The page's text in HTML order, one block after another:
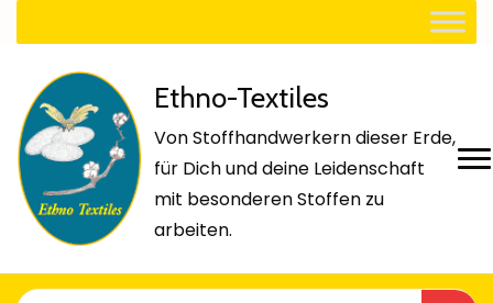
Ethno-Textiles
Von Stoffhandwerkern dieser Erde,
für Dich und deine Leidenschaft
mit besonderen Stoffen zu
arbeiten.